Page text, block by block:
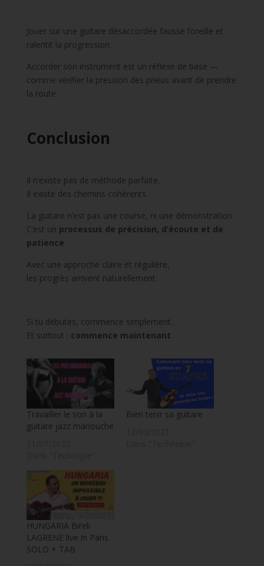
Jouer sur une guitare désaccordée fausse l’oreille et
ralentit la progression.
Accorder son instrument est un réflexe de base —
comme vérifier la pression des pneus avant de prendre
la route.
Conclusion
Il n’existe pas de méthode parfaite.
Il existe des chemins cohérents.
La guitare n’est pas une course, ni une démonstration.
C’est un processus de précision, d’écoute et de
patience
Avec une approche claire et régulière,
les progrès arrivent naturellement.
Si tu débutes, commence simplement.
Et surtout : commence maintenant
Travailler le son à la
guitare jazz manouche
Bien tenir sa guitare
HUNGARIA Bireli
LAGRENE live in Paris
SOLO + TAB